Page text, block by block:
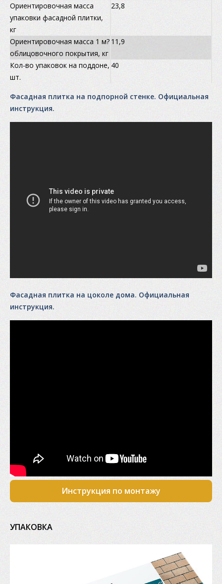
Ориентировочная масса
упаковки фасадной плитки,
кг
23,8
Ориентировочная масса 1 м?
облицовочного покрытия, кг
11,9
Кол-во упаковок на поддоне,
шт.
40
Фасадная плитка на подпорной стенке. Официальная
инструкция.
Фасадная плитка на цоколе дома. Официальная
инструкция.
Инструкция по монтажу
УПАКОВКА